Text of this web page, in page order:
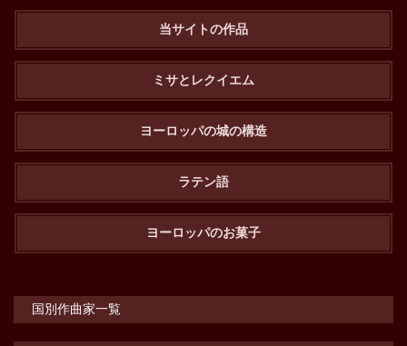
当サイトの作品
ミサとレクイエム
ヨーロッパの城の構造
ラテン語
ヨーロッパのお菓子
国別作曲家一覧